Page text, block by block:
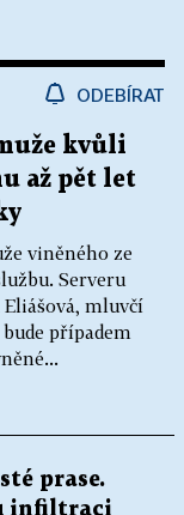
ODEBÍRAT
kvůli
až pět let
viněného ze
Serveru
mluvčí
případem
prase.
infiltraci